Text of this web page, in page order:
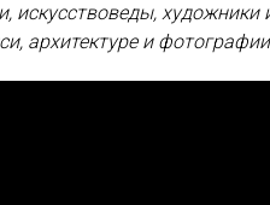
искусствоведы, художники
архитектуре и